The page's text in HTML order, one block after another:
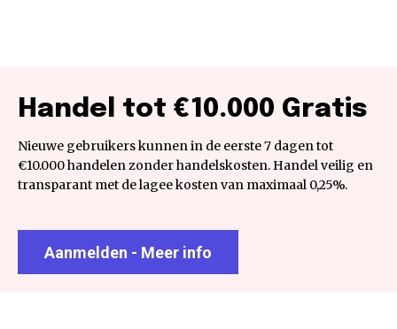
Handel tot €10.000 Gratis
Nieuwe gebruikers kunnen in de eerste 7 dagen tot
€10.000 handelen zonder handelskosten. Handel veilig en
transparant met de lagee kosten van maximaal 0,25%.
Aanmelden - Meer info